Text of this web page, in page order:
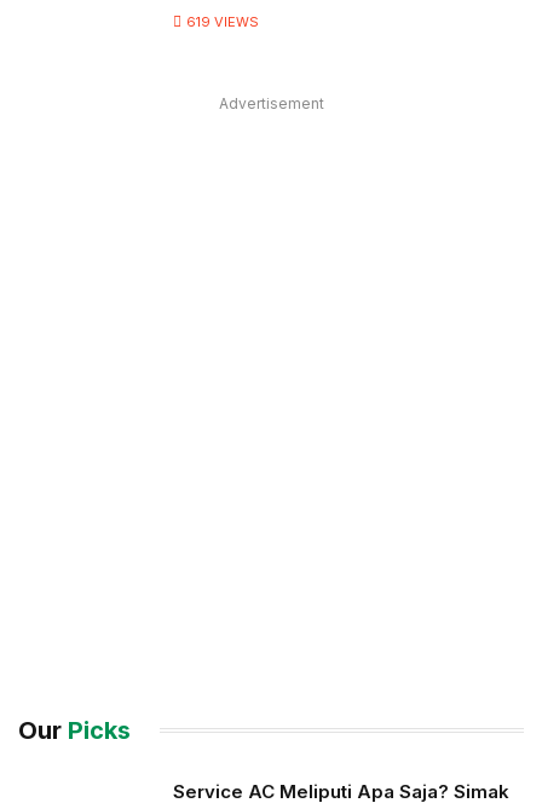
619 VIEWS
Advertisement
Our Picks
Service AC Meliputi Apa Saja? Simak